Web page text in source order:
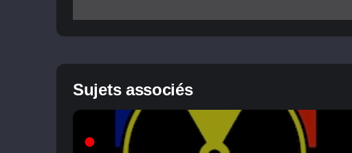
Sujets associés